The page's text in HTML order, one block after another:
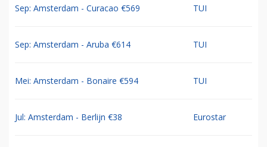
Sep: Amsterdam - Curacao €569 TUI
Sep: Amsterdam - Aruba €614 TUI
Mei: Amsterdam - Bonaire €594 TUI
Jul: Amsterdam - Berlijn €38 Eurostar